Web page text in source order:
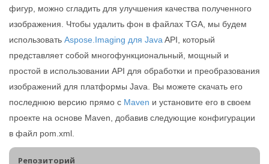
фигур, можно сгладить для улучшения качества полученного
изображения. Чтобы удалить фон в файлах TGA, мы будем
использовать Aspose.Imaging для Java API, который
представляет собой многофункциональный, мощный и
простой в использовании API для обработки и преобразования
изображений для платформы Java. Вы можете скачать его
последнюю версию прямо с Maven и установите его в своем
проекте на основе Maven, добавив следующие конфигурации
в файл pom.xml.
Репозиторий